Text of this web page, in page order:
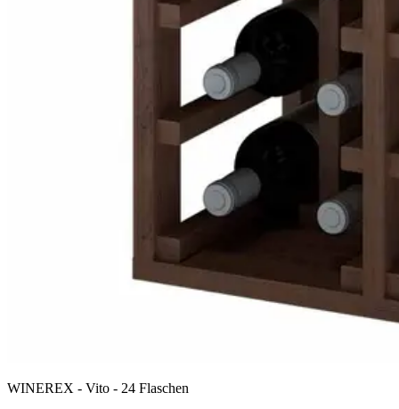
WINEREX - Vito - 24 Flaschen